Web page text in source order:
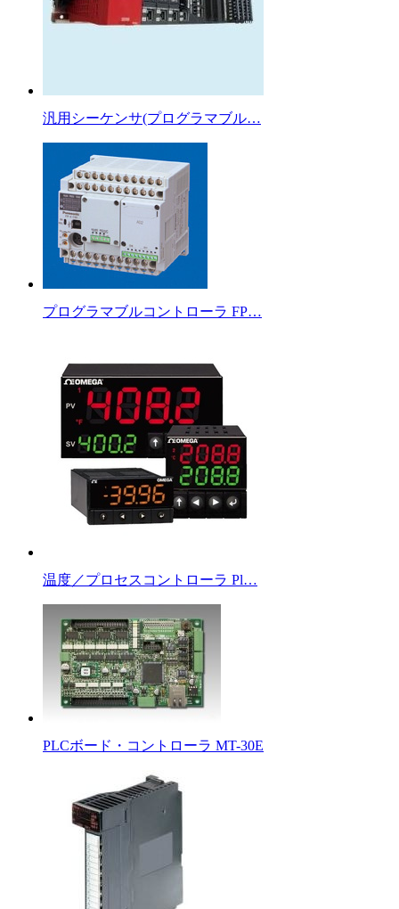
汎用シーケンサ(プログラマブル…
プログラマブルコントローラ FP…
温度／プロセスコントローラ Pl…
PLCボード・コントローラ MT-30E